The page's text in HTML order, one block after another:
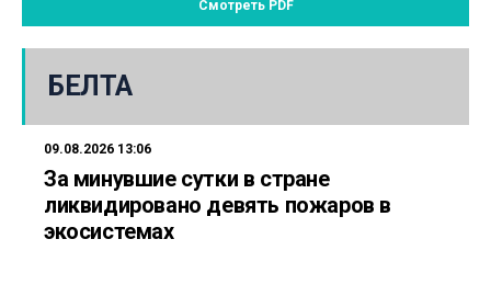
Смотреть PDF
БЕЛТА
09.08.2026 13:06
За минувшие сутки в стране
ликвидировано девять пожаров в
экосистемах